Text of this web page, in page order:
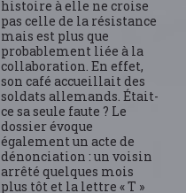
histoire à elle ne croise
pas celle de la résistance
mais est plus que
probablement liée à la
collaboration. En effet,
son café accueillait des
soldats allemands. Était-
ce sa seule faute ? Le
dossier évoque
également un acte de
dénonciation : un voisin
arrêté quelques mois
plus tôt et la lettre « T »